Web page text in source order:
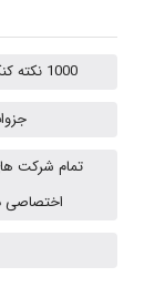
1000 نکته کنکوری + خلاصه جزوات ارشد بهداشت حرفه ای
تمام شرکت
اختصاصی